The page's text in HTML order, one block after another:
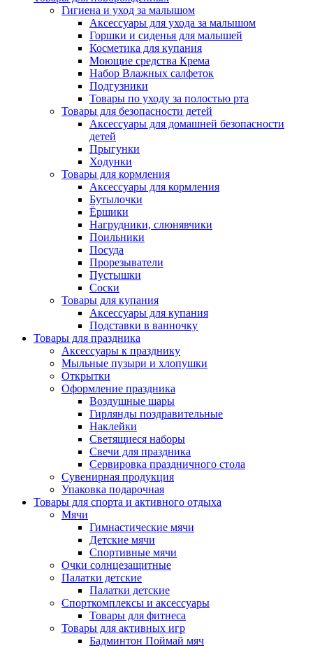
Гигиена и уход за малышом
Аксессуары для ухода за малышом
Горшки и сиденья для малышей
Косметика для купания
Моющие средства Крема
Набор Влажных салфеток
Подгузники
Товары по уходу за полостью рта
Товары для безопасности детей
Аксессуары для домашней безопасности
детей
Прыгунки
Ходунки
Товары для кормления
Аксессуары для кормления
Бутылочки
Ёршики
Нагрудники, слюнявчики
Поильники
Посуда
Прорезыватели
Пустышки
Соски
Товары для купания
Аксессуары для купания
Подставки в ванночку
Товары для праздника
Аксессуары к празднику
Мыльные пузыри и хлопушки
Открытки
Оформление праздника
Воздушные шары
Гирлянды поздравительные
Наклейки
Светящиеся наборы
Свечи для праздника
Сервировка праздничного стола
Сувенирная продукция
Упаковка подарочная
Товары для спорта и активного отдыха
Мячи
Гимнастические мячи
Детские мячи
Спортивные мячи
Очки солнцезащитные
Палатки детские
Палатки детские
Спорткомплексы и аксессуары
Товары для фитнеса
Товары для активных игр
Бадминтон Поймай мяч